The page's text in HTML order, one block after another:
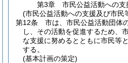
第3章
市民公益活動への
(市民公益活動への支援及び市民
第12条
市は、市民公益活動団体
し、その活動を促進するため、
な支援に努めるとともに市民等
する。
(基本計画の策定)